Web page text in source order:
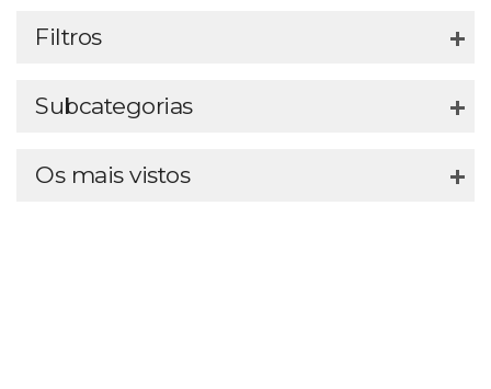
Filtros
Subcategorias
Os mais vistos